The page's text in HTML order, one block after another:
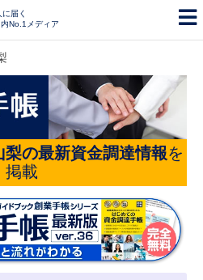
届く
No.1メディア
梨の最新資金調達情報を
掲載